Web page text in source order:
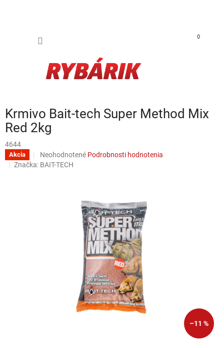
0
Krmivo Bait-tech Super Method Mix
Red 2kg
4644
Akcia Priemerné hodnotenie produktu je 0,0 z 5 hviezdičiek.
Neohodnotené Podrobnosti hodnotenia
Značka: BAIT-TECH
–11 %